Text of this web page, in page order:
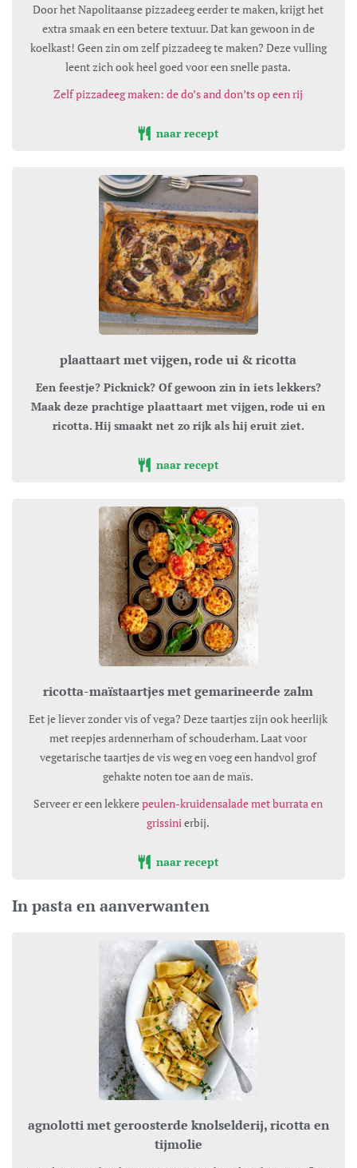
Door het Napolitaanse pizzadeeg eerder te maken, krijgt het
extra smaak en een betere textuur. Dat kan gewoon in de
koelkast! Geen zin om zelf pizzadeeg te maken? Deze vulling
leent zich ook heel goed voor een snelle pasta.
Zelf pizzadeeg maken: de do’s and don’ts op een rij
naar recept
plaattaart met vijgen, rode ui & ricotta
Een feestje? Picknick? Of gewoon zin in iets lekkers?
Maak deze prachtige plaattaart met vijgen, rode ui en
ricotta. Hij smaakt net zo rijk als hij eruit ziet.
naar recept
ricotta-maïstaartjes met gemarineerde zalm
Eet je liever zonder vis of vega? Deze taartjes zijn ook heerlijk
met reepjes ardennerham of schouderham. Laat voor
vegetarische taartjes de vis weg en voeg een handvol grof
gehakte noten toe aan de maïs.
Serveer er een lekkerepeulen-kruidensalade met burrata en
grissini erbij.
naar recept
In pasta en aanverwanten
agnolotti met geroosterde knolselderij, ricotta en
tijmolie